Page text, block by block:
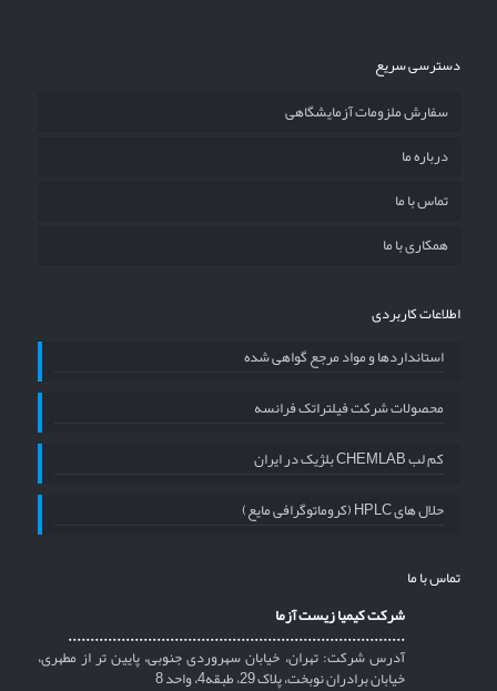
دسترسی سریع
سفارش ملزومات آزمایشگاهی
درباره ما
تماس با ما
همکاری با ما
اطلاعات کاربردی
استانداردها و مواد مرجع گواهی شده
محصولات شرکت فیلتراتک فرانسه
کم لب CHEMLAB بلژیک در ایران
حلال های HPLC (کروماتوگرافی مایع)
تماس با ما
شرکت کیمیا زیست آزما
............................................................................
آدرس شرکت: تهران، خیابان سهروردی جنوبی، پایین تر از مطهری،
خیابان برادران نوبخت، پلاک 29، طبقه4، واحد 8